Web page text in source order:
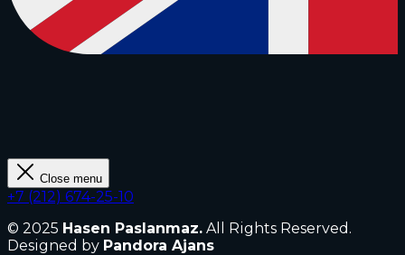
Close menu
+7 (212) 674-25-10
© 2025 Hasen Paslanmaz. All Rights Reserved.
Designed by Pandora Ajans